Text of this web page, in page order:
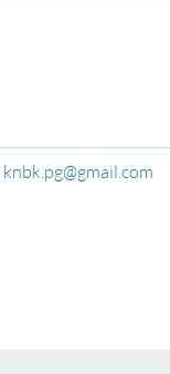
knbk.pg@gmail.com